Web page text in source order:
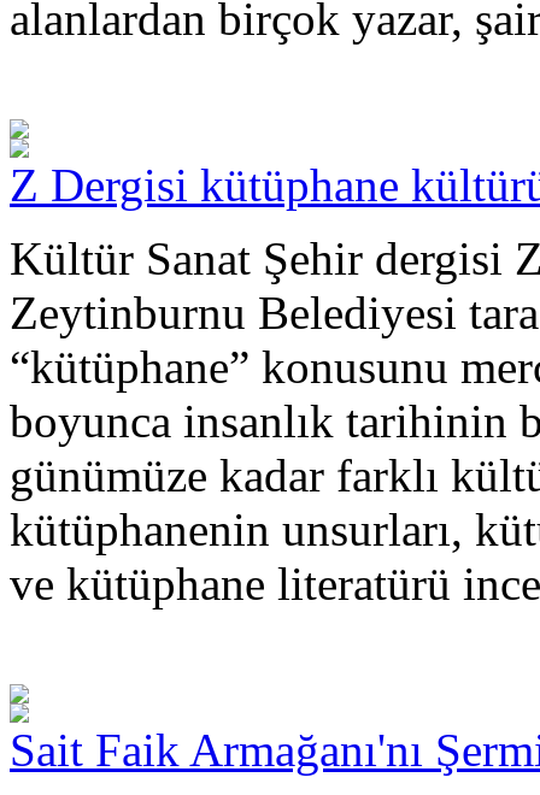
alanlardan birçok yazar,
Z Dergisi kütüphane
Kültür Sanat Şehir dergisi
Zeytinburnu Belediyesi
“kütüphane” konusunu
boyunca insanlık tarihinin
günümüze kadar farklı
kütüphanenin unsurları,
ve kütüphane literatürü
Sait Faik Armağanı'nı